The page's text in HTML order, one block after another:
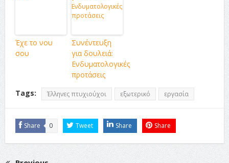
Έχε το νου
σου
Συνέντευξη
για δουλειά:
Ενδυματολογικές
προτάσεις
Tags:
Έλληνες πτυχιούχοι εξωτερικό εργασία
Share 0 Tweet Share Share